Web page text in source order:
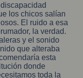
los chicos salían
El ruido a esa
la verdad.
y el sonido
que alteraba
esta
donde
toda la